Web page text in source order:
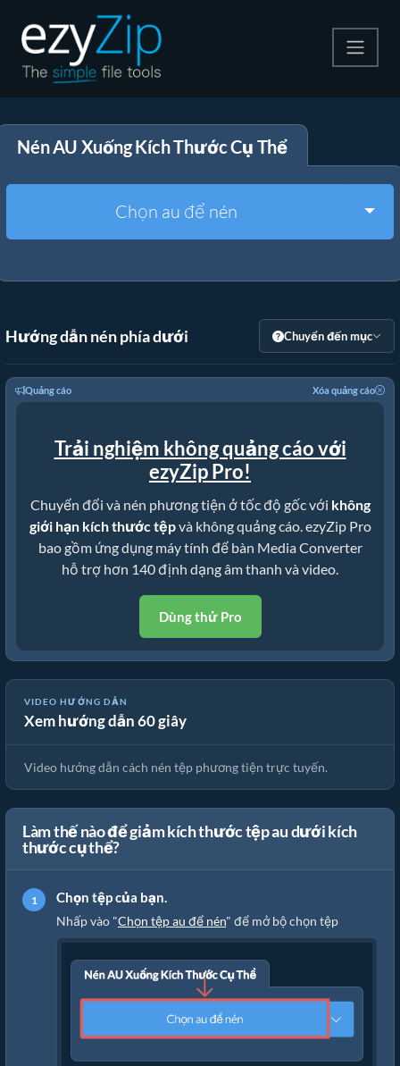
Giải nén
Công cụ khác
Nén AU Xuống Kích Thước Cụ Thể
Chọn au để nén
Hướng dẫn nén phía dưới Chuyển đến mục
Quảng cáo Xóa quảng cáo
Trải nghiệm không quảng cáo với
ezyZip Pro!
Chuyển đổi và nén phương tiện ở tốc độ gốc với không
giới hạn kích thước tệpvà không quảng cáo. ezyZip Pro
bao gồm ứng dụng máy tính để bàn Media Converter
hỗ trợ hơn 140 định dạng âm thanh và video.
Dùng thử Pro
VIDEO HƯỚNG DẪN
Xem hướng dẫn 60 giây
🎵 Cách Nén Tệp Phương Tiện Trực Tuyến Miễn Phí
Video hướng dẫn cách nén tệp phương tiện trực tuyến.
Làm thế nào để giảm kích thước tệp au dưới kích
thước cụ thể?
Chọn tệp của bạn.
Nhấp vào "Chọn tệp au để nén" để mở bộ chọn tệp